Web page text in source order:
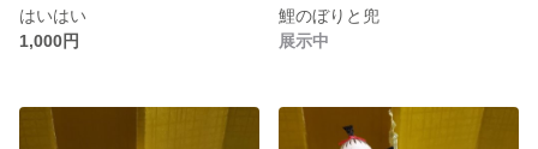
はいはい
1,000円
鯉のぼりと兜
展示中